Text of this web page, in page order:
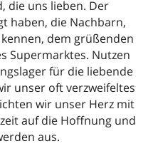
die uns lieben. Der
haben, die Nachbarn,
dem grüßenden
Supermarktes. Nutzen
für die liebende
unser oft verzweifeltes
wir unser Herz mit
auf die Hoffnung und
aus.